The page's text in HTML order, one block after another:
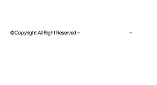
©Copyright All Right Reserved – –